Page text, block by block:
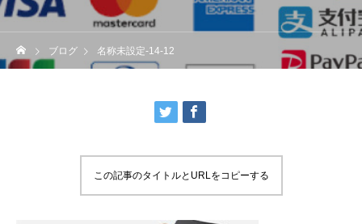
ブログ 名称未設定-14-12
この記事のタイトルとURLをコピーする